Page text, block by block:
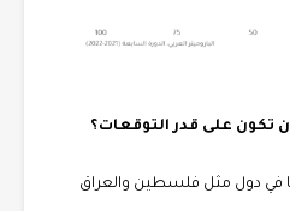
تكون على قدر التوقعات؟
في دول مثل فلسطين والعراق